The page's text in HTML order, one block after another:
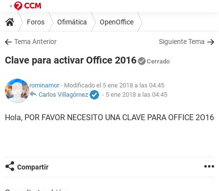
Foros Ofimática OpenOffice
Tema Anterior Siguiente Tema
Clave para activar Office 2016 Cerrado
rominamor- Modificado el 5 ene 2018 a las 04:45
Carlos Villagómez
- 5 ene 2018 a las 04:45
Hola, POR FAVOR NECESITO UNA CLAVE PARA OFFICE 2O16
Compartir